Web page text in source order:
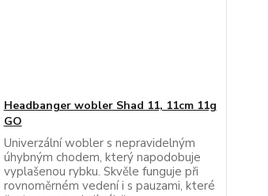
Headbanger wobler Shad 11, 11cm 11g
GO
Univerzální wobler s nepravidelným
úhybným chodem, který napodobuje
vyplašenou rybku. Skvěle funguje při
rovnoměrném vedení i s pauzami, které